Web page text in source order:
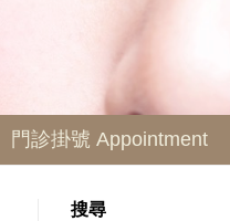
門診掛號 Appointment
搜尋